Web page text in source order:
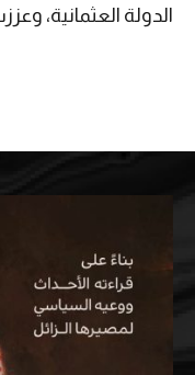
الدولة العثمانية،